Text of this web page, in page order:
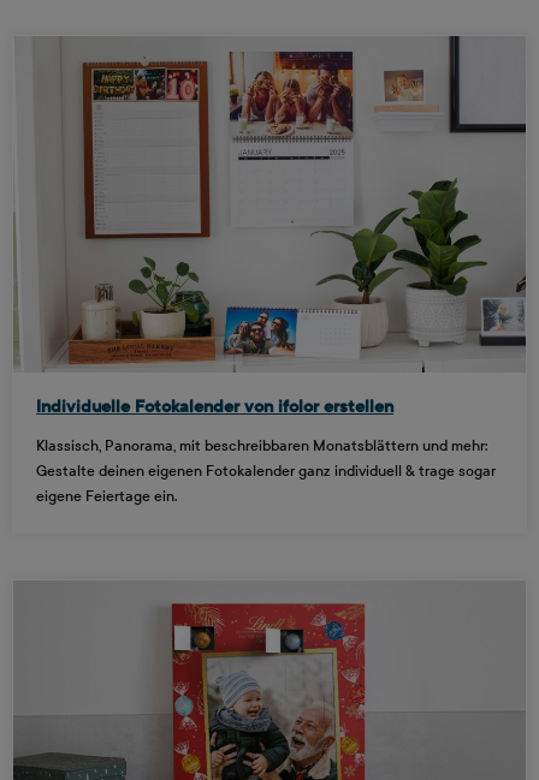
Individuelle Fotokalender von ifolor erstellen
Klassisch, Panorama, mit beschreibbaren Monatsblättern und mehr:
Gestalte deinen eigenen Fotokalender ganz individuell & trage sogar
eigene Feiertage ein.